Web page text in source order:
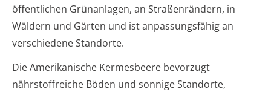
öffentlichen Grünanlagen, an Straßenrändern, in
Wäldern und Gärten und ist anpassungsfähig an
verschiedene Standorte.
Die Amerikanische Kermesbeere bevorzugt
nährstoffreiche Böden und sonnige Standorte,